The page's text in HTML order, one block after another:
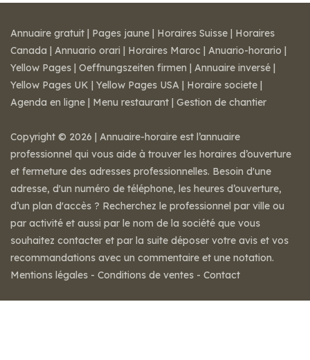
Annuaire gratuit | Pages jaune | Horaires Suisse | Horaires
Canada | Annuario orari | Horaires Maroc | Anuario-horario |
Yellow Pages | Oeffnungszeiten firmen | Annuaire inversé |
Yellow Pages UK | Yellow Pages USA | Horaire societe |
Agenda en ligne | Menu restaurant | Gestion de chantier
Copyright © 2026 | Annuaire-horaire est l’annuaire
professionnel qui vous aide à trouver les horaires d’ouverture
et fermeture des adresses professionnelles. Besoin d'une
adresse, d'un numéro de téléphone, les heures d’ouverture,
d’un plan d'accès ? Recherchez le professionnel par ville ou
par activité et aussi par le nom de la société que vous
souhaitez contacter et par la suite déposer votre avis et vos
recommandations avec un commentaire et une notation.
Mentions légales - Conditions de ventes - Contact